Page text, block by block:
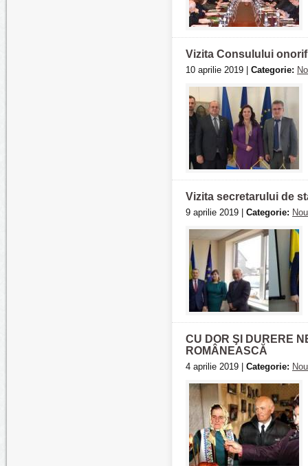
Vizita Consulului
10 aprilie 2019 | Categorie:
Vizita secretarului de
9 aprilie 2019 | Categorie:
CU DOR ŞI DURERE
ROMÂNEASCĂ
4 aprilie 2019 | Categorie: